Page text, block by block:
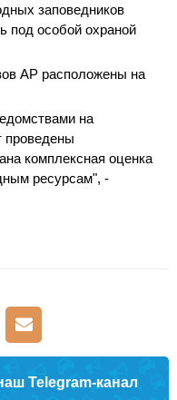
заповедников
под особой охраной
АР расположены на
на
проведены
комплексная оценка
ресурсам", -
Telegram-канал